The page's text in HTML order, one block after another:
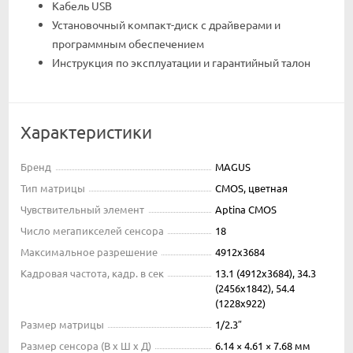
Кабель USB
Установочный компакт-диск с драйверами и
программным обеспечением
Инструкция по эксплуатации и гарантийный талон
Характеристики
Бренд
MAGUS
Тип матрицы
CMOS, цветная
Чувствительный элемент
Aptina CMOS
Число мегапикселей сенсора
18
Максимальное разрешение
4912x3684
Кадровая частота, кадр. в сек
13.1 (4912x3684), 34.3
(2456x1842), 54.4
(1228x922)
Размер матрицы
1/2.3″
Размер сенсора (В x Ш x Д)
6.14 × 4.61 × 7.68 мм